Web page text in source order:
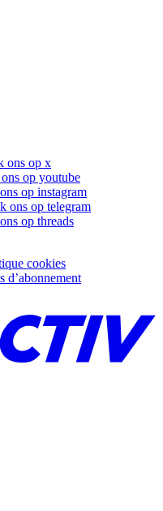
ons op x
op youtube
op instagram
ons op telegram
op threads
cookies
d’abonnement